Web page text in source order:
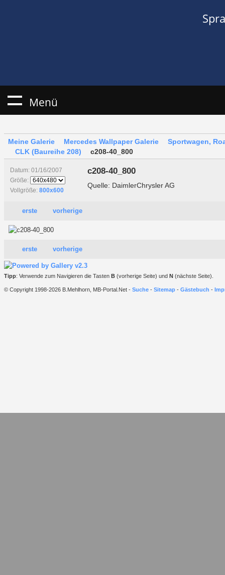
Menü
Meine Galerie Mercedes Wallpaper Galerie
Sportwagen,
CLK (Baureihe 208)
c208-40_800
Datum: 01/16/2007
Größe:
Vollgröße: 800x600
c208-40_800
Quelle: DaimlerChrysler AG
erste vorherige
erste vorherige
Tipp: Verwende zum Navigieren die Tasten B (vorherige Seite) und N (nächste Seite).
© Copyright 1998-2026 B.Mehlhorn, MB-Portal.Net - Suche - Sitemap - Gästebuch -